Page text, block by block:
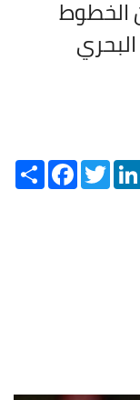
الخطوط
Share Facebook